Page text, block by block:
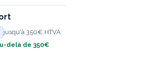
jusqu'à 350€ HTVA
delà de 350€